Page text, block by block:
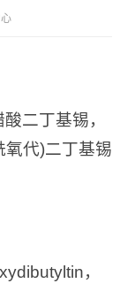
二丁基锡，
氧代)二丁基锡
，